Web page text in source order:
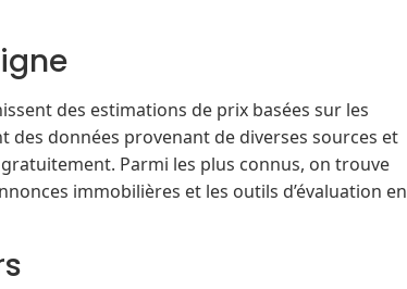
des estimations de prix basées sur les
des données provenant de diverses sources et
Parmi les plus connus, on trouve
immobilières et les outils d’évaluation en